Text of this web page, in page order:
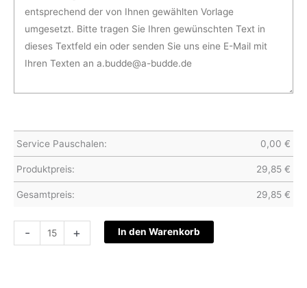
Service Pauschalen: 0,00 €
Produktpreis: 29,85 €
Gesamtpreis: 29,85 €
-
Hochzeitskarte
S12-
+ In den Warenkorb